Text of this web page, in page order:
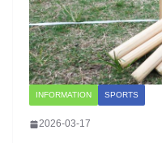
INFORMATION SPORTS
2026-03-17